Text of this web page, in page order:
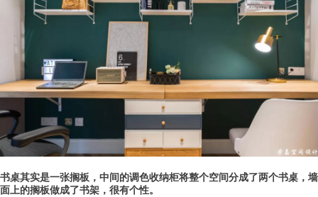
书桌其实是一张搁板，中间的调色收纳柜将整个空间分成了两个书桌，墙
面上的搁板做成了书架，很有个性。